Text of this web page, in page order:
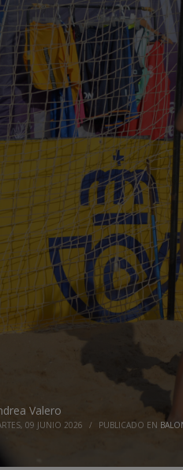
Valero
09 JUNIO 2026 / PUBLICADO EN